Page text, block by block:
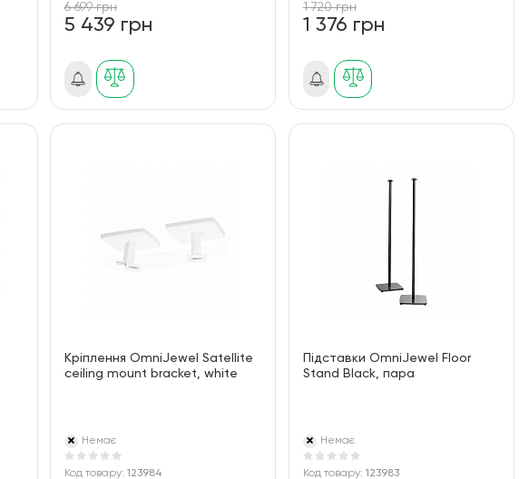
6 699 грн
5 439 грн
1 720 грн
1 376 грн
Кріплення OmniJewel Satellite
ceiling mount bracket, white
Немає
Код товару:123984
Підставки OmniJewel Floor
Stand Black, пара
Немає
Код товару: 123983